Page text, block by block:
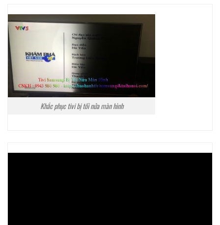
Khắc phục tivi bị tối nửa màn hình